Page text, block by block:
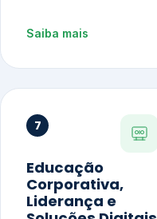
Saiba mais
7
Educação
Corporativa,
Liderança e